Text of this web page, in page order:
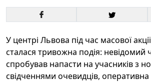
У центрі Львова під час масової
сталася тривожна подія: невідомий
спробував напасти на учасників з
свідченнями очевидців, оперативна